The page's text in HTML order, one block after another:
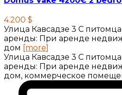
4.200 $
Улица Кавсадзе 3 C
аренды: При аренде
дом [more]
Улица Кавсадзе 3 C
аренды: При аренде
дом, коммерческое